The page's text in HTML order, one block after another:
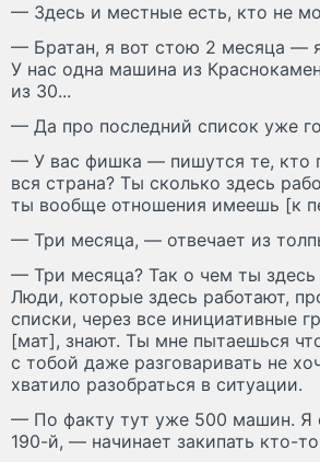
— Здесь и местные есть, кто не
— Братан, я вот стою 2 месяца — я
У нас одна машина из
из 30...
— Да про последний список уже
— У вас фишка — пишутся те, кто
вся страна? Ты сколько здесь
ты вообще отношения имеешь [к
— Три месяца, — отвечает из
— Три месяца? Так о чем ты
Люди, которые здесь работают,
списки, через все инициативные
[мат], знают. Ты мне пытаешься
с тобой даже разговаривать не
хватило разобраться в ситуации.
— По факту тут уже 500 машин. Я
190-й, — начинает закипать кто-